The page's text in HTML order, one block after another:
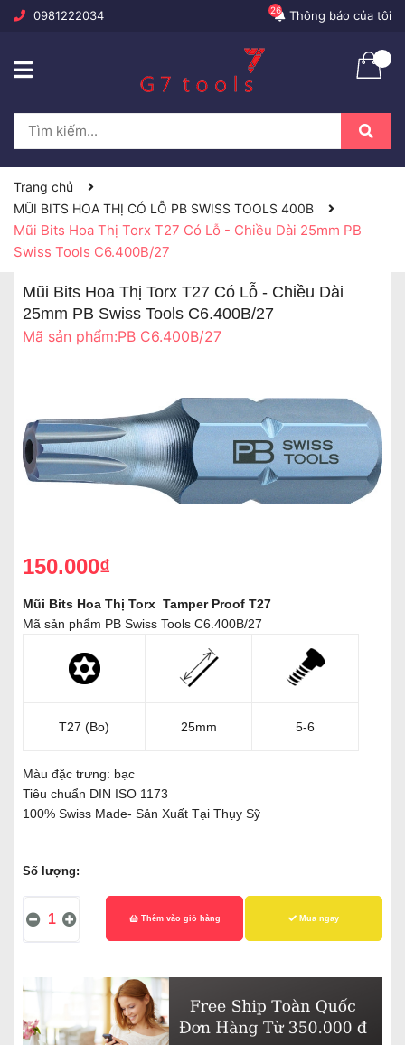
0981222034 Thông báo của tôi
26
Trang chủ
MŨI BITS HOA THỊ CÓ LỖ PB SWISS TOOLS 400B
Mũi Bits Hoa Thị Torx T27 Có Lỗ - Chiều Dài 25mm PB
Swiss Tools C6.400B/27
Mũi Bits Hoa Thị Torx T27 Có Lỗ - Chiều Dài
25mm PB Swiss Tools C6.400B/27
Mã sản phẩm:PB C6.400B/27
150.000₫
Mũi Bits Hoa Thị Torx Tamper Proof T27
Mã sản phẩm PB Swiss Tools C6.400B/27
T27 (Bo) 25mm 5-6
Màu đặc trưng: bạc
Tiêu chuẩn DIN ISO 1173
100% Swiss Made- Sản Xuất Tại Thụy Sỹ
Số lượng:
Thêm vào giỏ hàng Mua ngay